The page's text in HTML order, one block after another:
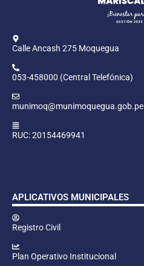
Calle Ancash 275 Moquegua
053-458000 (Central Telefónica)
munimoq@munimoquegua.gob.pe
RUC: 20154469941
APLICATIVOS MUNICIPALES
Registro Civil
Plan Operativo Institucional